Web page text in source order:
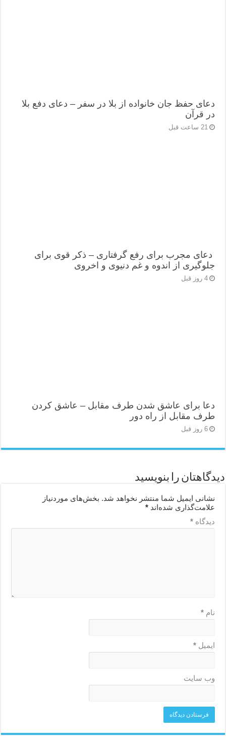
دعای حفظ جان خانواده از بلا در سفر – دعای دفع بلا
در قرآن
21 ساعت قبل
دعای مجرب برای رفع گرفتاری – ذکر قوی برای
جلوگیری از اندوه و غم دنیوی و اخروی
4 روز قبل
دعا برای عاشق شدن طرف مقابل – عاشق کردن
طرف مقابل از راه دور
6 روز قبل
دیدگاهتان را بنویسید
نشانی ایمیل شما منتشر نخواهد شد. بخش‌های موردنیاز
علامت‌گذاری شده‌اند*
دیدگاه*
نام*
ایمیل*
وب‌ سایت